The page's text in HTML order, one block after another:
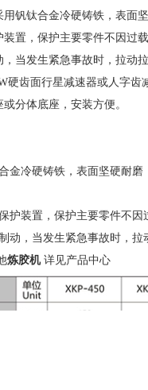
钒钛合金冷硬铸铁，表面
置，保护主要零件不因过载
当发生紧急事故时，拉动
硬齿面行星减速器或人字齿
分体底座，安装方便。
金冷硬铸铁，表面坚硬耐
护装置，保护主要零件不因
动，当发生紧急事故时，拉
炼胶机详见产品中心